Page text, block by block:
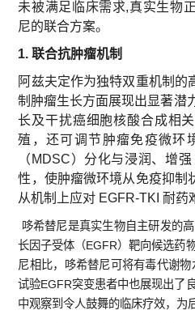
未被满足临床需求,真实生物
尼的联合方案。
1. 联合抗肿瘤机制
阿兹夫定作为独特双重机制的
制肿瘤生长方面展现出显著潜
长及干扰癌细胞核酸合成相
殖，还可调节肿瘤免疫微环
（MDSC）分化与浸润、增
性，使肿瘤微环境从免疫抑制
从机制上应对 EGFR-TKI 耐药
哆希替尼是真实生物自主研发的
长因子受体（EGFR）靶向候选药
尼相比，哆希替尼可将有毒代谢
试验EGFR突变患者中也展现出了
中观察到令人鼓舞的 临床疗效，为